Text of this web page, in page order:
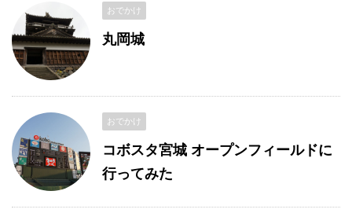
おでかけ
丸岡城
おでかけ
コボスタ宮城 オープンフィールドに
行ってみた